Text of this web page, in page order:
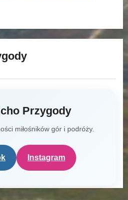
Przygody
miłośników gór i podróży.
Instagram